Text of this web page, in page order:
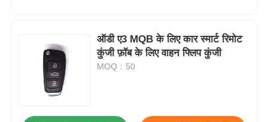
ऑडी ए3 MQB के लिए कार स्मार्ट रिमोट
कुंजी फ़ॉब के लिए वाहन फ्लिप कुंजी
MOQ：50